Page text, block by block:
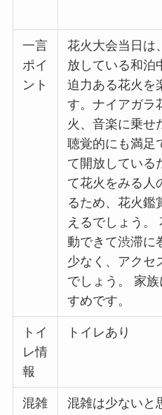
一言
ポイ
ント
花火大会当日は
放している和泊
迫力ある花火を
す。ナイアガラ
火、音楽に乗せ
聴覚的にも満足
て開放している
て花火をみる人
るため、花火鑑
えるでしょう。
動できて渋滞に
少なく、アクセ
でしょう。 家
すめです。
トイ
レ情
報
トイレあり
混雑
混雑は少ないと